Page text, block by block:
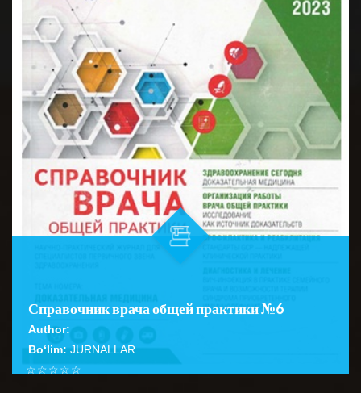
Справочник врача общей практики №6
Author:
Bo‘lim: JURNALLAR
☆
☆
☆
☆
☆